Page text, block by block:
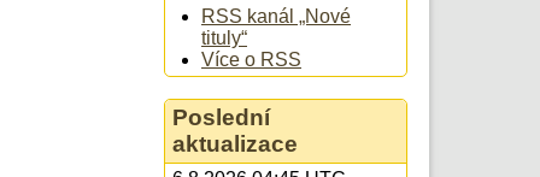
RSS kanál „Nové
tituly“
Více o RSS
Poslední
aktualizace